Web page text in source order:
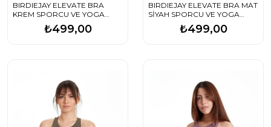
BIRDIEJAY ELEVATE BRA
KREM SPORCU VE YOGA
₺499,00
BIRDIEJAY ELEVATE BRA MAT
SİYAH SPORCU VE YOGA
₺499,00